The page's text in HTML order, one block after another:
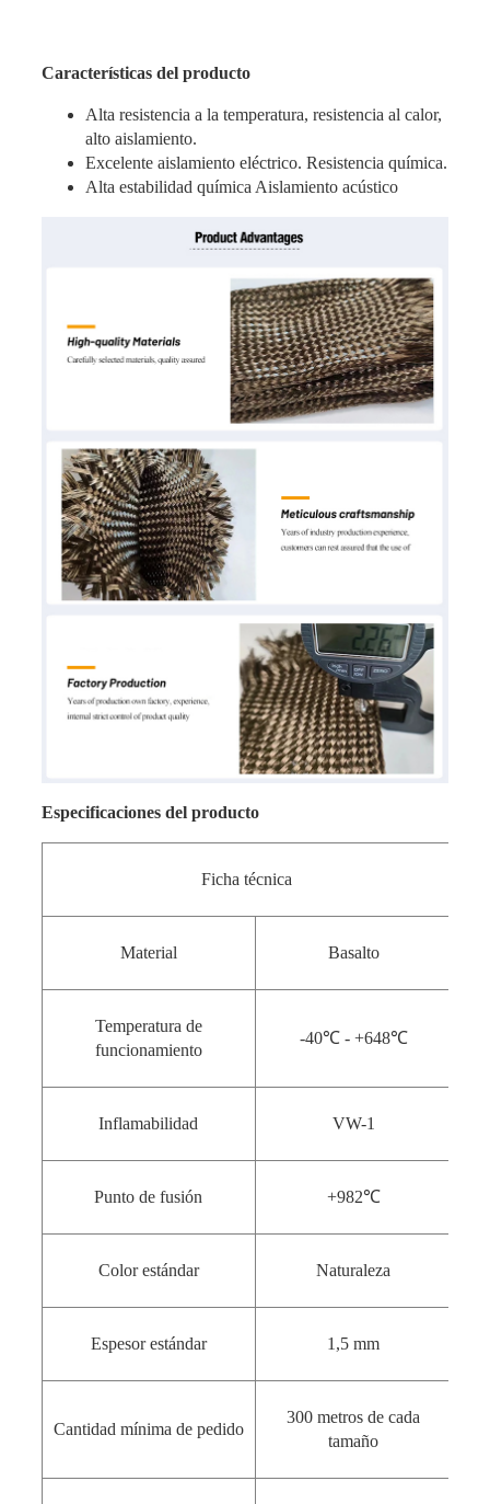
Características del producto
Alta resistencia a la temperatura, resistencia al calor,
alto aislamiento.
Excelente aislamiento eléctrico. Resistencia química.
Alta estabilidad química Aislamiento acústico
Especificaciones del producto
Ficha técnica
Material Basalto
Temperatura de
funcionamiento
-40℃ - +648℃
Inflamabilidad VW-1
Punto de fusión +982℃
Color estándar Naturaleza
Espesor estándar 1,5 mm
Cantidad mínima de pedido
300 metros de cada
tamaño